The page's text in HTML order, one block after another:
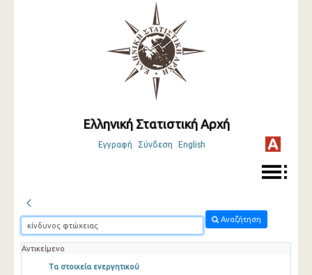
Ελληνική Στατιστική Αρχή
Εγγραφή Σύνδεση English
Αναζήτηση
Αντικείμενο
Τα στοιχεία ενεργητικού